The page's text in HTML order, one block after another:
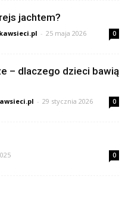
jachtem?
- 25 maja 2026 0
– dlaczego dzieci bawią
- 29 stycznia 2026 0
0